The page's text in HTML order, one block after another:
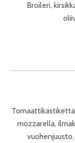
Broileri,
mozzarella,